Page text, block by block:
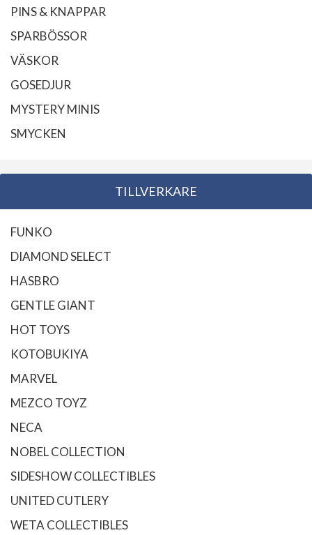
PINS & KNAPPAR
SPARBÖSSOR
VÄSKOR
GOSEDJUR
MYSTERY MINIS
SMYCKEN
TILLVERKARE
FUNKO
DIAMOND SELECT
HASBRO
GENTLE GIANT
HOT TOYS
KOTOBUKIYA
MARVEL
MEZCO TOYZ
NECA
NOBEL COLLECTION
SIDESHOW COLLECTIBLES
UNITED CUTLERY
WETA COLLECTIBLES